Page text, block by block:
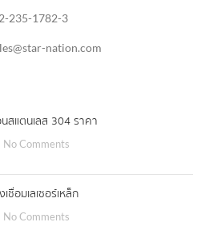
235-1782-3
nation.com
สแตนเลส 304 ราคา
No Comments
อมเลเซอร์เหล็ก
No Comments